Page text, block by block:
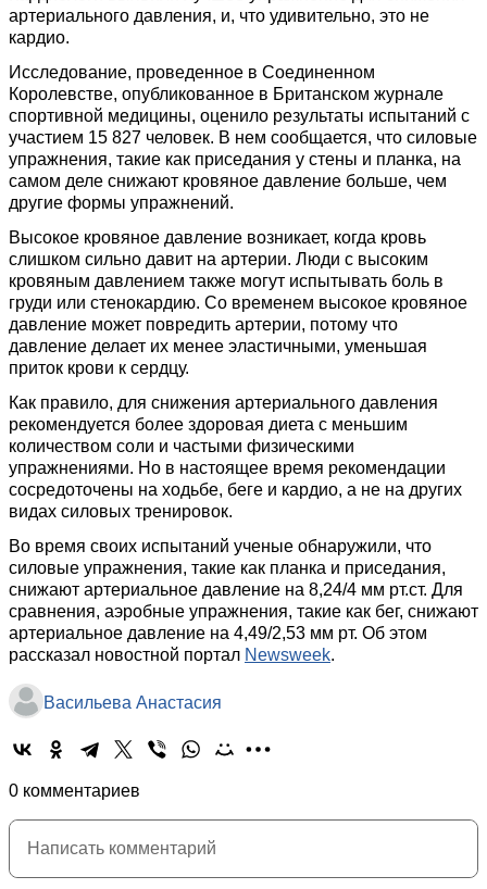
артериального давления, и, что удивительно, это не
кардио.
Исследование, проведенное в Соединенном
Королевстве, опубликованное в Британском журнале
спортивной медицины, оценило результаты испытаний с
участием 15 827 человек. В нем сообщается, что силовые
упражнения, такие как приседания у стены и планка, на
самом деле снижают кровяное давление больше, чем
другие формы упражнений.
Высокое кровяное давление возникает, когда кровь
слишком сильно давит на артерии. Люди с высоким
кровяным давлением также могут испытывать боль в
груди или стенокардию. Со временем высокое кровяное
давление может повредить артерии, потому что
давление делает их менее эластичными, уменьшая
приток крови к сердцу.
Как правило, для снижения артериального давления
рекомендуется более здоровая диета с меньшим
количеством соли и частыми физическими
упражнениями. Но в настоящее время рекомендации
сосредоточены на ходьбе, беге и кардио, а не на других
видах силовых тренировок.
Во время своих испытаний ученые обнаружили, что
силовые упражнения, такие как планка и приседания,
снижают артериальное давление на 8,24/4 мм рт.ст. Для
сравнения, аэробные упражнения, такие как бег, снижают
артериальное давление на 4,49/2,53 мм рт. Об этом
рассказал новостной портал Newsweek.
Васильева Анастасия
0 комментариев